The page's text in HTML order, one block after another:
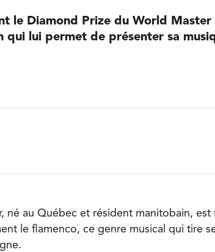
le Diamond Prize du World Master
lui permet de présenter sa
né au Québec et résident manitobain, est
le flamenco, ce genre musical qui tire